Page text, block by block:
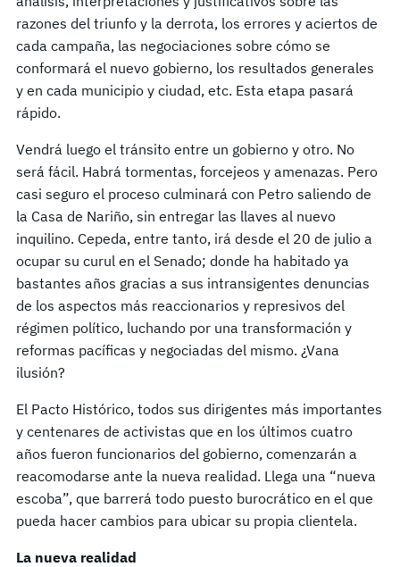
razones del triunfo y la derrota, los errores y aciertos de
cada campaña, las negociaciones sobre cómo se
conformará el nuevo gobierno, los resultados generales
y en cada municipio y ciudad, etc. Esta etapa pasará
rápido.
Vendrá luego el tránsito entre un gobierno y otro. No
será fácil. Habrá tormentas, forcejeos y amenazas. Pero
casi seguro el proceso culminará con Petro saliendo de
la Casa de Nariño, sin entregar las llaves al nuevo
inquilino. Cepeda, entre tanto, irá desde el 20 de julio a
ocupar su curul en el Senado; donde ha habitado ya
bastantes años gracias a sus intransigentes denuncias
de los aspectos más reaccionarios y represivos del
régimen político, luchando por una transformación y
reformas pacíficas y negociadas del mismo. ¿Vana
ilusión?
El Pacto Histórico, todos sus dirigentes más importantes
y centenares de activistas que en los últimos cuatro
años fueron funcionarios del gobierno, comenzarán a
reacomodarse ante la nueva realidad. Llega una “nueva
escoba”, que barrerá todo puesto burocrático en el que
pueda hacer cambios para ubicar su propia clientela.
La nueva realidad